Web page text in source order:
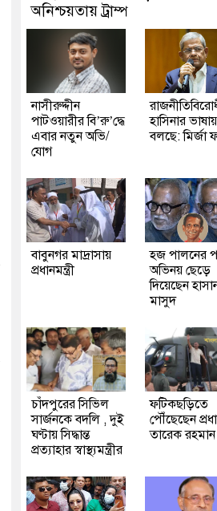
অনিশ্চয়তায় ট্রাম্প
নাসীরুদ্দীন
পাটওয়ারীর বি’রু’দ্ধে
এবার নতুন অভি/
যোগ
হাসিনার
বলছে:
বাবুনগর মাদ্রাসায়
প্রধানমন্ত্রী
হজ পালনের
অভিনয় ছেড়ে
দিয়েছেন
মাসুদ
চাঁদপুরের সিভিল
সার্জনকে বদলি , দুই
ঘণ্টায় সিদ্ধান্ত
প্রত্যাহার স্বাস্থ্যমন্ত্রীর
ফটিকছড়িতে
পৌঁছেছেন
তারেক রহমান